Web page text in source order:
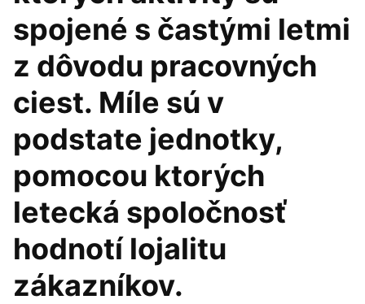
spojené s častými letmi
z dôvodu pracovných
ciest. Míle sú v
podstate jednotky,
pomocou ktorých
letecká spoločnosť
hodnotí lojalitu
zákazníkov.